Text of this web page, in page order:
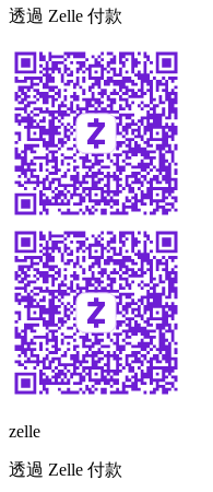
透過 Zelle 付款
zelle
透過 Zelle 付款